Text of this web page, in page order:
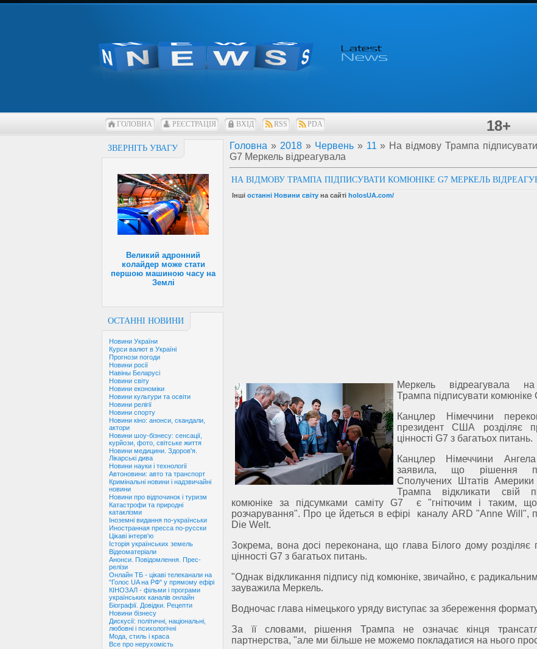
ГОЛОВНА РЕЄСТРАЦІЯ ВХІД RSS PDA 18+
ЗВЕРНІТЬ УВАГУ
Великий адронний
колайдер може стати
першою машиною часу на
Землі
ОСТАННІ НОВИНИ
Новини України
Курси валют в Україні
Прогнози погоди
Новини росії
Навіны Беларусі
Новини світу
Новини економіки
Новини культури та освіти
Новини релігії
Новини спорту
Новини кіно: анонси, скандали,
актори
Новини шоу-бізнесу: сенсації,
курйози, фото, світське життя
Новини медицини. Здоров'я.
Лікарські дива
Новини науки і технології
Автоновини: авто та транспорт
Кримінальні новини і надзвичайні
новини
Новини про відпочинок і туризм
Катастрофи та природні
катаклізми
Іноземні видання по-українськи
Иностранная пресса по-русски
Цікаві інтерв'ю
Історія українських земель
Відеоматеріали
Анонси. Повідомлення. Прес-
релізи
Онлайн ТБ - цікаві телеканали на
"Голос UA на РФ" у прямому ефірі
КІНОЗАЛ - фільми і програми
українських каналів онлайн
Біографії. Довідки. Рецепти
Новини бізнесу
Дискусії: політичні, національні,
любовні і психологічні
Мода, стиль і краса
Все про нерухомість
Головна » 2018 » Червень » 11 » На відмову Трампа
G7 Меркель відреагувала
НА ВІДМОВУ ТРАМПА ПІДПИСУВАТИ КОМЮНІКЕ G7 МЕРКЕЛЬ
Інші останні Новини світу на сайті holosUA.com/
Меркель відреагувала
Трампа підписувати комюніке
Канцлер Німеччини
президент США розділяє
цінності G7 з багатьох питань.
Канцлер Німеччини
заявила, що рішення
Сполучених Штатів
Трампа відкликати свій
комюніке за підсумками саміту G7 є "гнітючим і таким, що
розчарування". Про це йдеться в ефірі каналу ARD "Anne Will",
Die Welt.
Зокрема, вона досі переконана, що глава Білого дому розділяє
цінності G7 з багатьох питань.
"Однак відкликання підпису під комюніке, звичайно, є
зауважила Меркель.
Водночас глава німецького уряду виступає за збереження
За її словами, рішення Трампа не означає кінця
партнерства, "але ми більше не можемо покладатися на нього